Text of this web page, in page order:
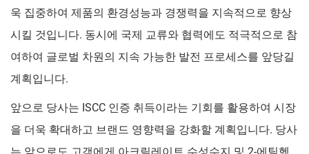
욱 집중하여 제품의 환경성능과 경쟁력을 지속적으로 향상
시킬 것입니다. 동시에 국제 교류와 협력에도 적극적으로 참
여하여 글로벌 차원의 지속 가능한 발전 프로세스를 앞당길
계획입니다.
앞으로 당사는 ISCC 인증 취득이라는 기회를 활용하여 시장
을 더욱 확대하고 브랜드 영향력을 강화할 계획입니다. 당사